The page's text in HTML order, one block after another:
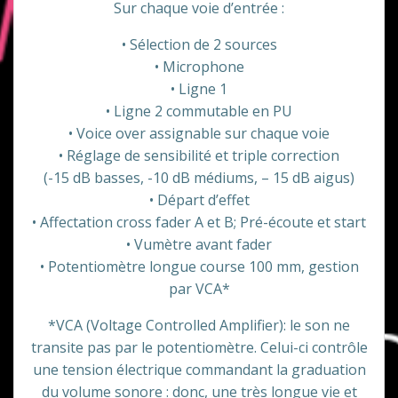
initial
était :
€500,00.
est :
€350,00.
Sur chaque voie d’entrée :
• Sélection de 2 sources
• Microphone
• Ligne 1
• Ligne 2 commutable en PU
• Voice over assignable sur chaque voie
• Réglage de sensibilité et triple correction
(-15 dB basses, -10 dB médiums, – 15 dB aigus)
• Départ d’effet
• Affectation cross fader A et B; Pré-écoute et start
• Vumètre avant fader
• Potentiomètre longue course 100 mm, gestion
par VCA*
*VCA (Voltage Controlled Amplifier): le son ne
transite pas par le potentiomètre. Celui-ci contrôle
une tension électrique commandant la graduation
du volume sonore : donc, une très longue vie et